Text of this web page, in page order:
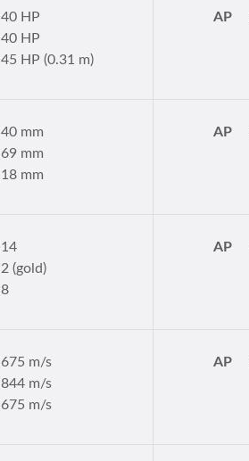
40 HP
40 HP
45 HP (0.31 m)
AP
40 mm
69 mm
18 mm
AP
14
2 (gold)
8
AP
675 m/s
844 m/s
675 m/s
AP